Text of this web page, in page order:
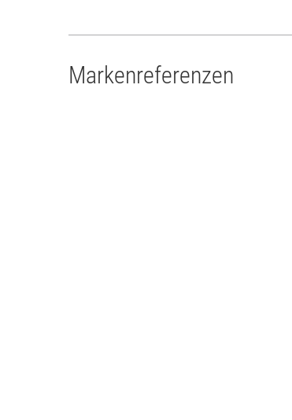
Markenreferenzen